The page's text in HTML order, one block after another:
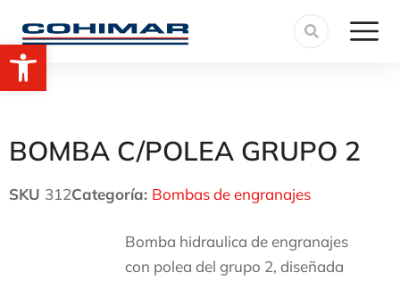
BOMBA C/POLEA GRUPO 2
SKU 312Categoría: Bombas de engranajes
Bomba hidraulica de engranajes
con polea del grupo 2, diseñada
Abrir barra de herramientas